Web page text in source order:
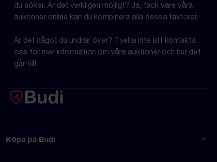
du söker. Är det verkligen möjligt? Ja, tack vare våra
auktioner online kan du kombinera alla dessa faktorer.
Är det något du undrar över? Tveka inte att kontakta
oss för mer information om våra auktioner och hur det
går till!
Köpa på Budi